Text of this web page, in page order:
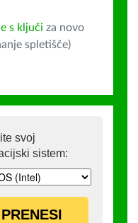
s ključi za novo
spletišče)
svoj
sistem:
PRENESI